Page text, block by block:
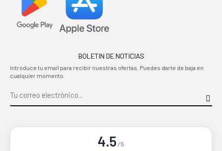
BOLETIN DE NOTICIAS
Introduce tu email para recibir nuestras ofertas. Puedes darte de baja en
cualquier momento.
4.5/5